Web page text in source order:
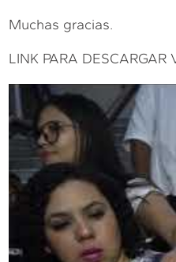
Muchas gracias.
LINK PARA DESCARGAR